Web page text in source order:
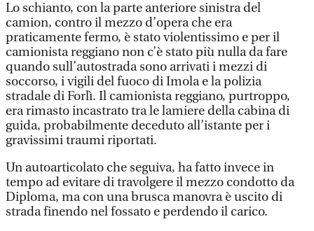
Lo schianto, con la parte anteriore sinistra del
camion, contro il mezzo d’opera che era
praticamente fermo, è stato violentissimo e per il
camionista reggiano non c’è stato più nulla da fare
quando sull’autostrada sono arrivati i mezzi di
soccorso, i vigili del fuoco di Imola e la polizia
stradale di Forlì. Il camionista reggiano, purtroppo,
era rimasto incastrato tra le lamiere della cabina di
guida, probabilmente deceduto all’istante per i
gravissimi traumi riportati.
Un autoarticolato che seguiva, ha fatto invece in
tempo ad evitare di travolgere il mezzo condotto da
Diploma, ma con una brusca manovra è uscito di
strada finendo nel fossato e perdendo il carico.